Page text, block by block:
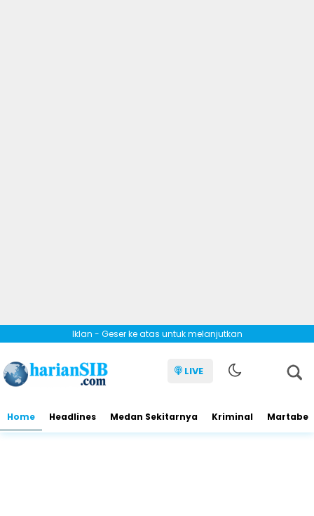
Iklan - Geser ke atas untuk melanjutkan
LIVE
Home Headlines Medan Sekitarnya Kriminal Martabe